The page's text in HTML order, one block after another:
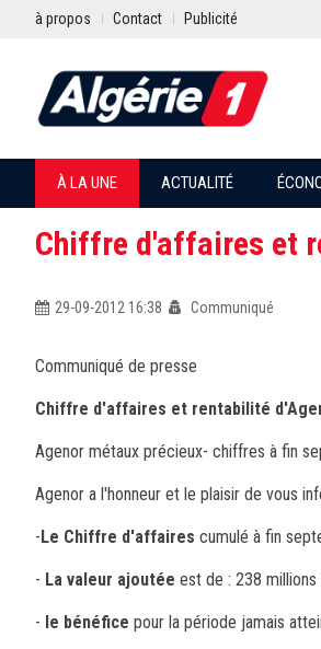
à propos Contact Publicité
À LA UNE ACTUALITÉ
Chiffre d'affaires et
29-09-2012 16:38 Communiqué
Communiqué de presse
Chiffre d'affaires et rentabilité
Agenor métaux précieux- chiffres à fin
Agenor a l'honneur et le plaisir de vous
-Le Chiffre d'affaires cumulé à fin
- La valeur ajoutée est de : 238 millions
- le bénéfice pour la période jamais